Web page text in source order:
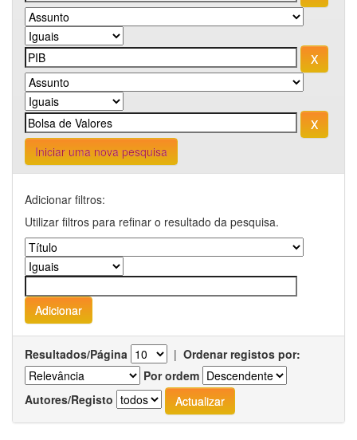
Iniciar uma nova pesquisa
Adicionar filtros:
Utilizar filtros para refinar o resultado da pesquisa.
Resultados/Página | Ordenar registos por:
Por ordem
Autores/Registo